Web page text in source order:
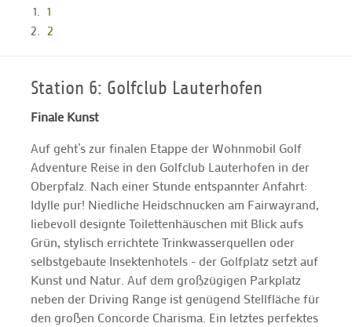
1
2
Station 6: Golfclub Lauterhofen
Finale Kunst
Auf geht’s zur finalen Etappe der Wohnmobil Golf
Adventure Reise in den Golfclub Lauterhofen in der
Oberpfalz. Nach einer Stunde entspannter Anfahrt:
Idylle pur! Niedliche Heidschnucken am Fairwayrand,
liebevoll designte Toilettenhäuschen mit Blick aufs
Grün, stylisch errichtete Trinkwasserquellen oder
selbstgebaute Insektenhotels - der Golfplatz setzt auf
Kunst und Natur. Auf dem großzügigen Parkplatz
neben der Driving Range ist genügend Stellfläche für
den großen Concorde Charisma. Ein letztes perfektes